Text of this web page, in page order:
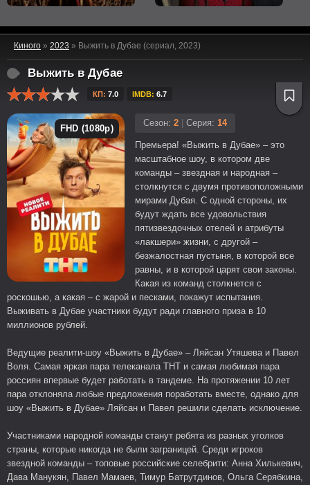
Киного » 2023 » Выжить в Дубае (сериал, 2023)
Выжить в Дубае
КП: 7.0 IMDB: 6.7
FHD (1080p)
Сезон: 2 Серия: 14
Премьера! «Выжить в Дубае» – это
масштабное шоу, в котором две
команды – звездная и народная –
столкнутся с двумя противоположными
мирами Дубая. С одной стороны, их
будут ждать все удовольствия
пятизвездочных отелей и атрибуты
«лакшери» жизни, с другой –
безжалостная пустыня, в которой все
равны, и в которой царят свои законы.
Какая из команд столкнется с
роскошью, а какая – с жарой и песками, покажут испытания.
Выживать в Дубае участники будут ради главного приза в 10
миллионов рублей.
Ведущие реалити-шоу «Выжить в Дубае» – Ляйсан Утяшева и Павел
Воля. Самая яркая пара телеканала ТНТ и самая любимая пара
россиян впервые будет работать в тандеме. На протяжении 10 лет
пара отклоняла любые предложения поработать вместе, однако для
шоу «Выжить в Дубае» Ляйсан и Павел решили сделать исключение.
Участниками народной команды станут ребята из разных уголков
страны, которые никогда не были заграницей. Среди игроков
звездной команды – топовые российские селебрити: Анна Хилькевич,
Дава Манукян, Павел Мамаев, Тимур Батрутдинов, Ольга Серябкина,